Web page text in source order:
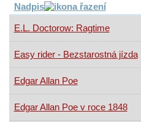
Nadpis
E.L. Doctorow: Ragtime
Easy rider - Bezstarostná jízda
Edgar Allan Poe
Edgar Allan Poe v roce 1848